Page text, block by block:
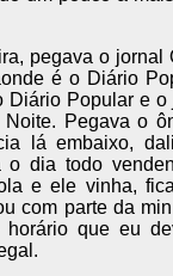
pegava o jornal
é o Diário
Diário Popular e
Pegava o
lá embaixo,
dia todo
e ele vinha,
com parte da
que eu